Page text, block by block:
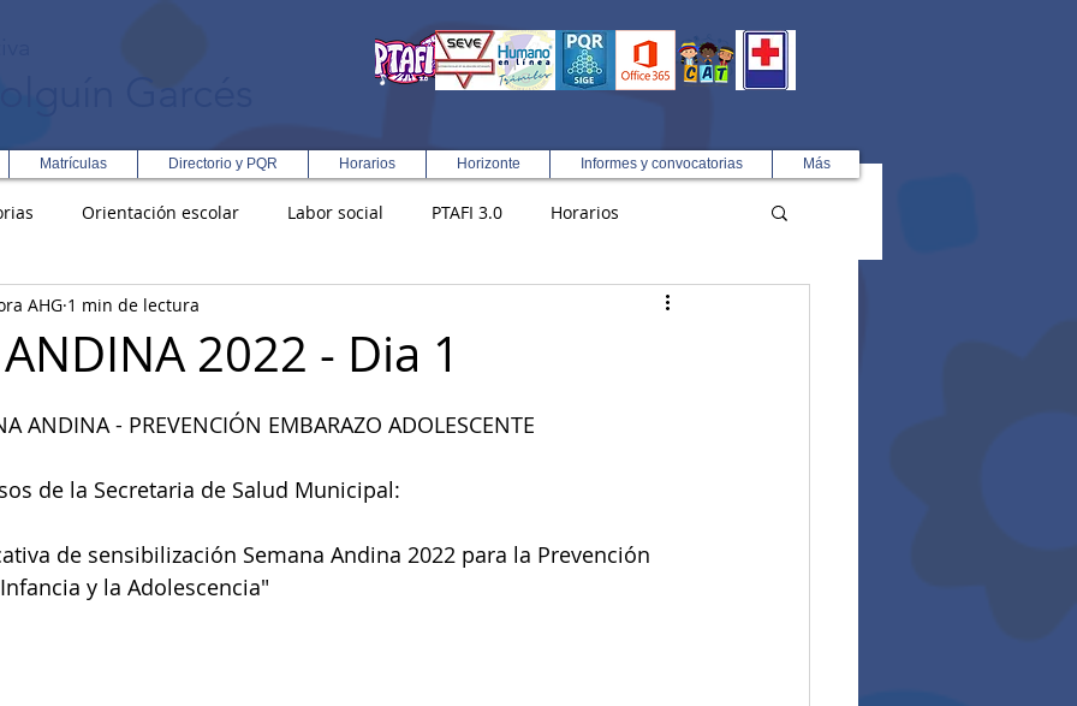
Matrículas Directorio y PQR Horarios Horizonte Informes y convocatorias Más
Orientación escolar Labor social PTAFI 3.0 Horarios
Integral en Turismo
2022 - Dia 1
AHG 1 min de lectura
ANDINA - PREVENCIÓN EMBARAZO ADOLESCENTE
de la Secretaria de Salud Municipal:
de sensibilización Semana Andina 2022 para la Prevención
y la Adolescencia"